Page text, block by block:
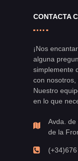
CONTACTA
¡Nos
alguna
simplemente
con nosotros,
Nuestro
en lo que
Avda. de
de la